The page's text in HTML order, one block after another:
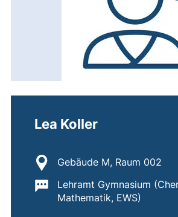
Lea Koller
Standort:
Gebäude M, Raum 002
Wichtige Informationen:
Lehramt Gymnasium
Mathematik, EWS)